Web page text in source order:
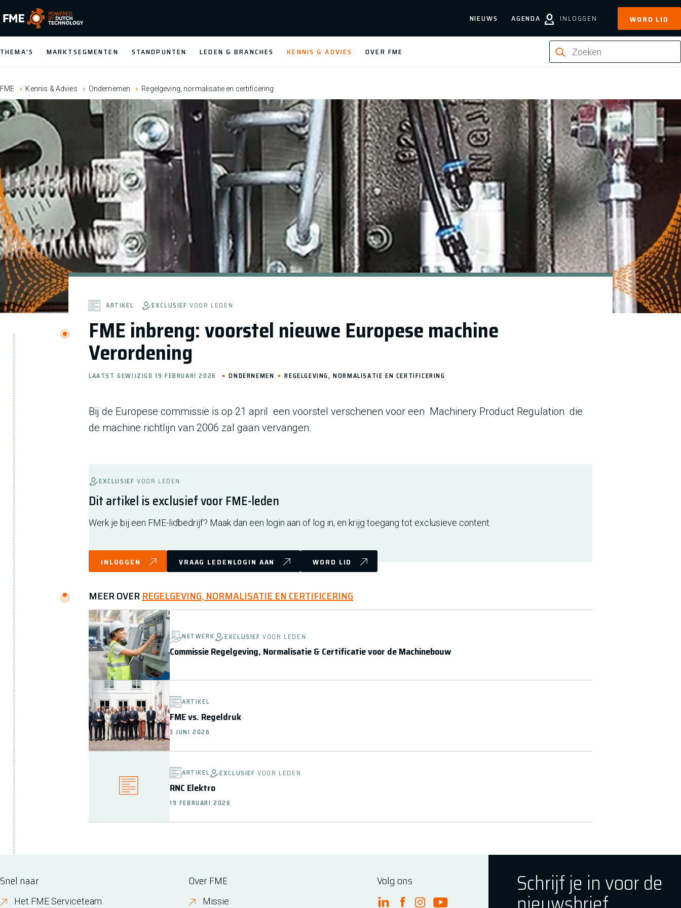
FME Logo, to the homepage
NIEUWS AGENDA INLOGGEN WORD LID
THEMA'S MARKTSEGMENTEN STANDPUNTEN LEDEN & BRANCHES KENNIS & ADVIES OVER FME
FME Kennis & Advies Ondernemen Regelgeving, normalisatie en certificering
FME inbreng: voorstel nieuwe Europese machine
Verordening
ARTIKEL EXCLUSIEFVOOR LEDEN
LAATST GEWIJZIGD 19 FEBRUARI 2026 ONDERNEMEN REGELGEVING, NORMALISATIE EN CERTIFICERING
Bij de Europese commissie is op 21 april een voorstel verschenen voor een Machinery Product Regulation die
de machine richtlijn van 2006 zal gaan vervangen.
EXCLUSIEF VOOR LEDEN
Dit artikel is exclusief voor FME-leden
Werk je bij een FME-lidbedrijf? Maak dan een login aan of log in, en krijg toegang tot exclusieve content.
INLOGGEN VRAAG LEDENLOGIN AAN WORD LID
MEER OVERREGELGEVING, NORMALISATIE EN CERTIFICERING
NETWERK EXCLUSIEFVOOR LEDEN
Commissie Regelgeving, Normalisatie & Certificatie voor de Machinebouw
ARTIKEL
FME vs. Regeldruk
3 JUNI 2026
ARTIKEL EXCLUSIEFVOOR LEDEN
RNC Elektro
19 FEBRUARI 2026
Snel naar
Het FME Serviceteam
Over FME
Missie
Volg ons Schrijf je in voor de